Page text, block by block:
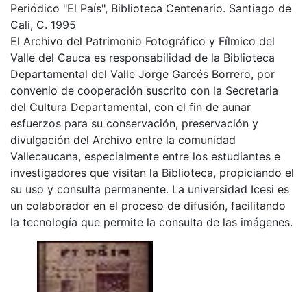
Periódico "El País", Biblioteca Centenario. Santiago de
Cali, C. 1995
El Archivo del Patrimonio Fotográfico y Fílmico del
Valle del Cauca es responsabilidad de la Biblioteca
Departamental del Valle Jorge Garcés Borrero, por
convenio de cooperación suscrito con la Secretaria
del Cultura Departamental, con el fin de aunar
esfuerzos para su conservación, preservación y
divulgación del Archivo entre la comunidad
Vallecaucana, especialmente entre los estudiantes e
investigadores que visitan la Biblioteca, propiciando el
su uso y consulta permanente. La universidad Icesi es
un colaborador en el proceso de difusión, facilitando
la tecnología que permite la consulta de las imágenes.